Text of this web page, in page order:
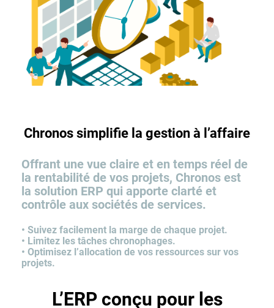
Chronos simplifie la gestion à l’affaire
Offrant une vue claire et en temps réel de
la rentabilité de vos projets, Chronos est
la solution ERP qui apporte clarté et
contrôle aux sociétés de services.
• Suivez facilement la marge de chaque projet.
• Limitez les tâches chronophages.
• Optimisez l’allocation de vos ressources sur vos
projets.
L’ERP conçu pour les